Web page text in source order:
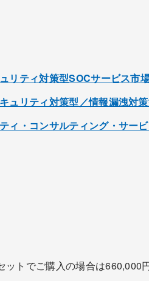
リティ対策型SOCサービス市
ュリティ対策型／情報漏洩対
ィ・コンサルティング・サー
トでご購入の場合は660,000